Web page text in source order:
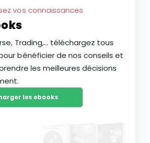
vos connaissances
Trading,... téléchargez tous
bénéficier de nos conseils et
les meilleures décisions
les ebooks